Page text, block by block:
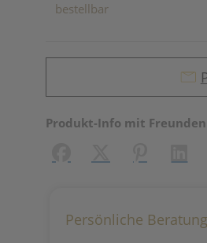
bestellbar
Produkt-Info mit
Persönliche Beratung